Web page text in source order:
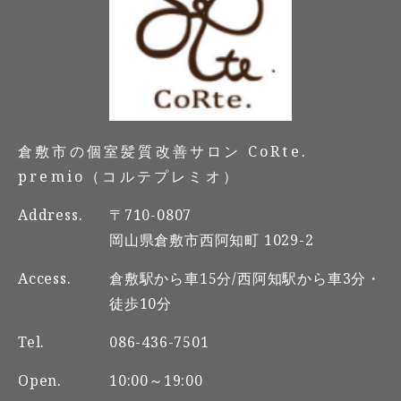
倉敷市の個室髪質改善サロン CoRte.
premio（コルテプレミオ）
Address.
〒710-0807
岡山県倉敷市西阿知町 1029-2
Access.
倉敷駅から車15分/西阿知駅から車3分・
徒歩10分
Tel.
086-436-7501
Open.
10:00～19:00